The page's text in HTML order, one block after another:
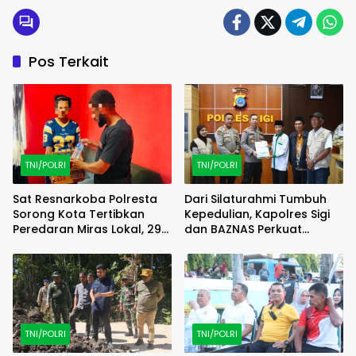
Pos Terkait
TNI/POLRI
Sat Resnarkoba Polresta
Sorong Kota Tertibkan
Peredaran Miras Lokal, 29
TNI/POLRI
Dari Silaturahmi Tumbuh
Kepedulian, Kapolres Sigi
dan BAZNAS Perkuat
TNI/POLRI TNI/POLRI